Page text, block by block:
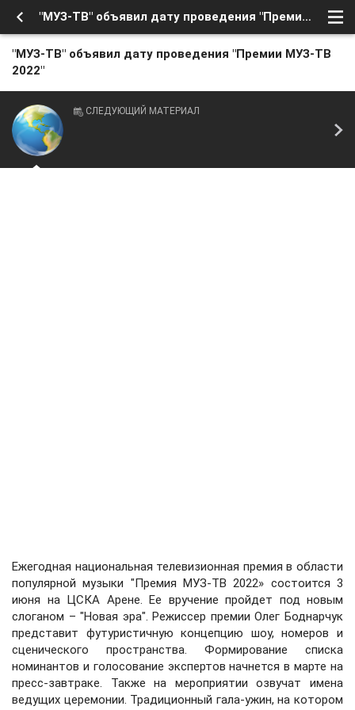
"МУЗ-ТВ" объявил дату проведения "Премии МУЗ-ТВ 2022"
"МУЗ-ТВ" объявил дату проведения "Премии МУЗ-ТВ
2022"
СЛЕДУЮЩИЙ МАТЕРИАЛ
Ежегодная национальная телевизионная премия в области
популярной музыки "Премия МУЗ-ТВ 2022» состоится 3
июня на ЦСКА Арене. Ее вручение пройдет под новым
слоганом – "Новая эра". Режиссер премии Олег Боднарчук
представит футуристичную концепцию шоу, номеров и
сценического пространства. Формирование списка
номинантов и голосование экспертов начнется в марте на
пресс-завтраке. Также на мероприятии озвучат имена
ведущих церемонии. Традиционный гала-ужин, на котором